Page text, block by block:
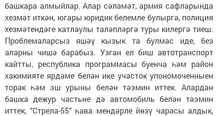
башкара алмыйлар. Алар сәламәт, армия сафларында
хезмәт иткән, югары юридик белемле булырга, полиция
хезмәтендәге катлаулы таләпләргә туры килергә тиеш.
Проблемаларсыз яшәү кызык та булмас иде, без
аларны чишә барабыз. Узган ел биш автотранспорт
кайтты, республика программасы буенча һәм район
хакимияте ярдәме белән ике участок упономоченныен
торак һәм эш урыны белән тәэмин иттек. Алардан
башка дежур частьне дә автомобиль белән тәэмин
иттек, "Стрела-55" һава мендәрле йөзү чарасы алдык,